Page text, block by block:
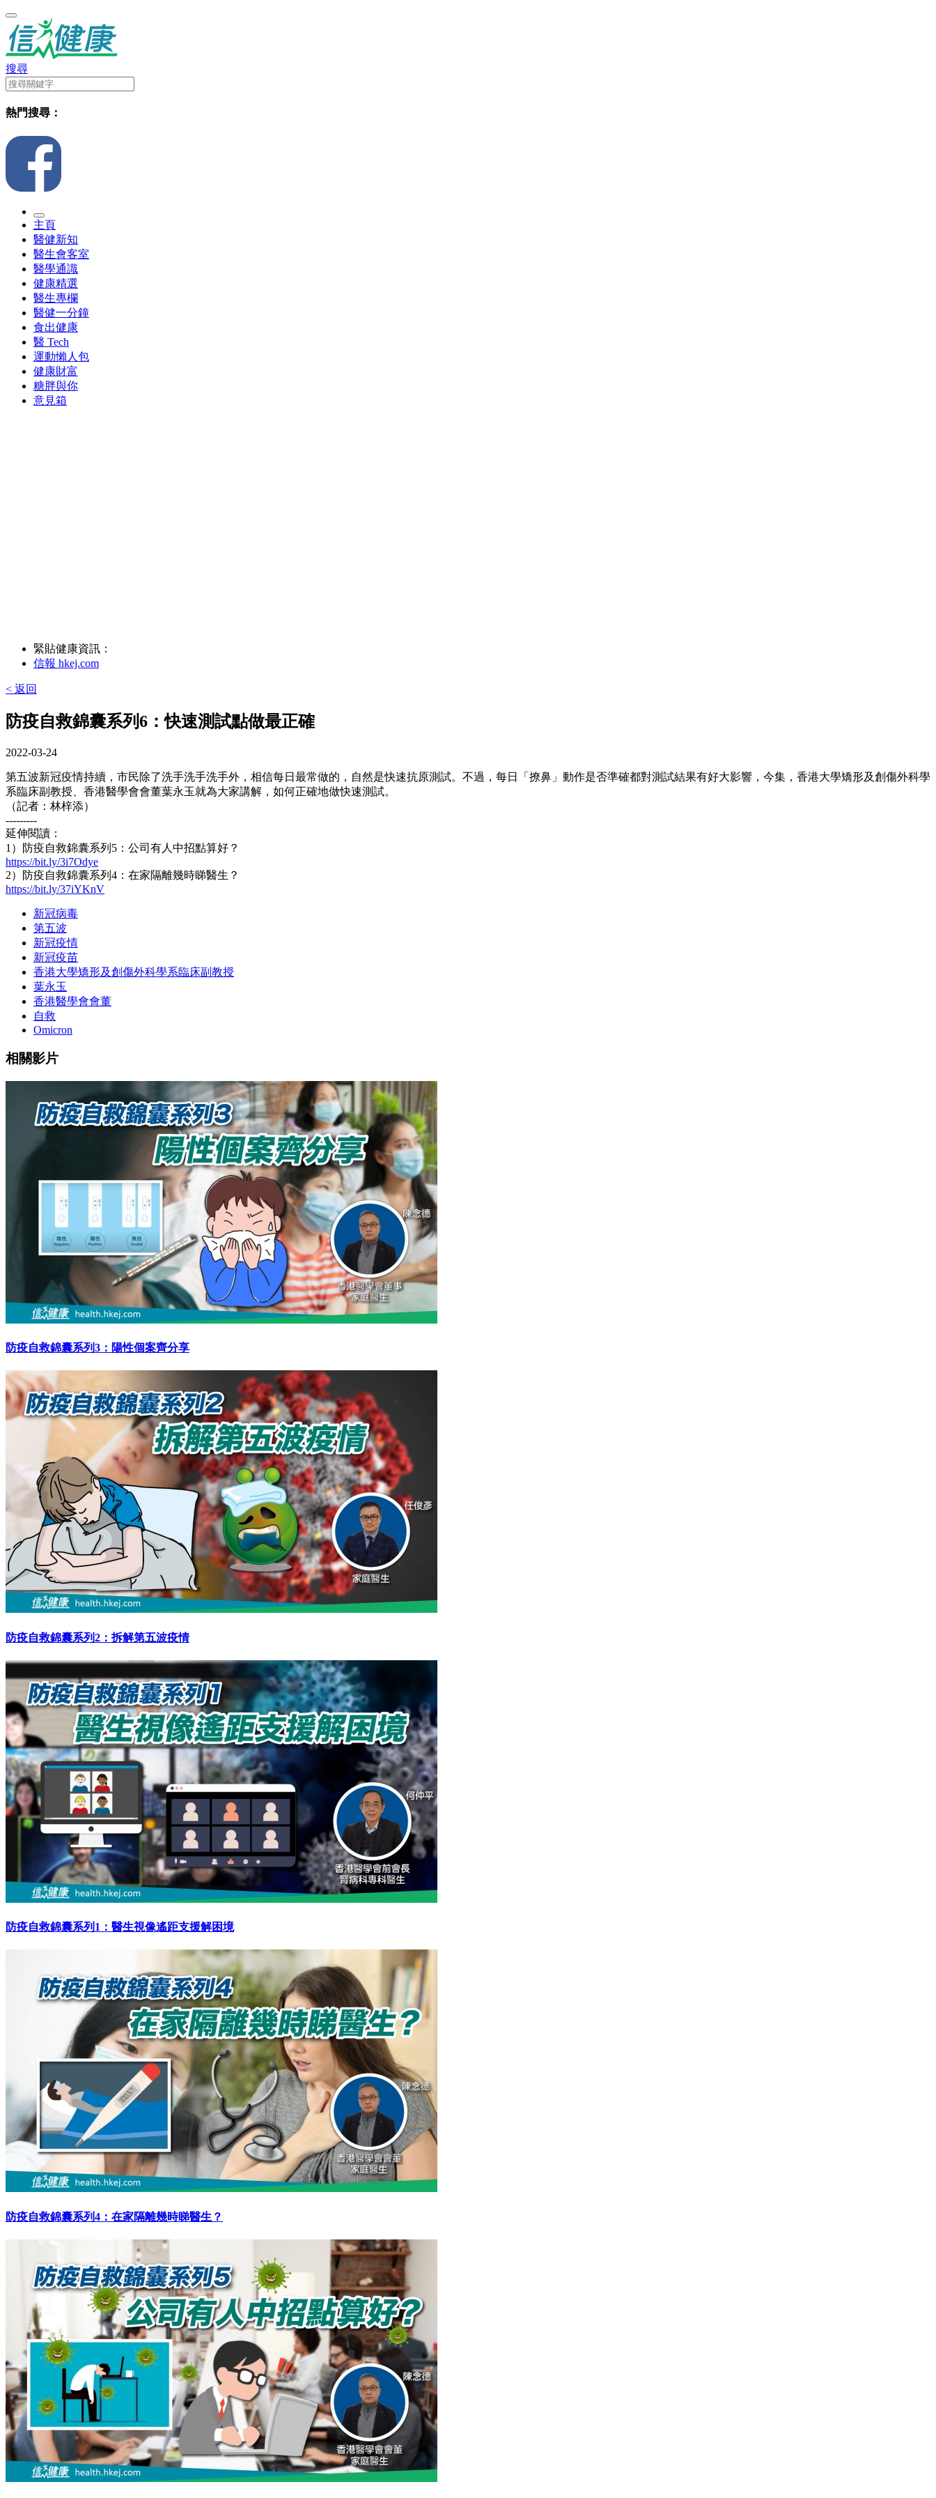
搜尋
熱門搜尋：
主頁
醫健新知
醫生會客室
醫學通識
健康精選
醫生專欄
醫健一分鐘
食出健康
醫 Tech
運動懶人包
健康財富
糖胖與你
意見箱
緊貼健康資訊：
信報 hkej.com
< 返回
防疫自救錦囊系列6：快速測試點做最正確
2022-03-24
第五波新冠疫情持續，市民除了洗手洗手洗手外，相信每日最常做的，自然是快速抗原測試。不過，每日「撩鼻」動作是否準確都對測試結果有好大影響，今集，香港大學矯形及創傷外科學
系臨床副教授、香港醫學會會董葉永玉就為大家講解，如何正確地做快速測試。
（記者：林梓添）
---------
延伸閱讀：
1）防疫自救錦囊系列5：公司有人中招點算好？
https://bit.ly/3i7Odye
2）防疫自救錦囊系列4：在家隔離幾時睇醫生？
https://bit.ly/37iYKnV
新冠病毒
第五波
新冠疫情
新冠疫苗
香港大學矯形及創傷外科學系臨床副教授
葉永玉
香港醫學會會董
自救
Omicron
相關影片
防疫自救錦囊系列3：陽性個案齊分享
防疫自救錦囊系列2：拆解第五波疫情
防疫自救錦囊系列1：醫生視像遙距支援解困境
防疫自救錦囊系列4：在家隔離幾時睇醫生？